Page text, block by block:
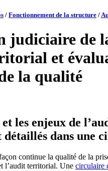
/ Fonctionnement de la structure /
judiciaire de
et
la qualité
les enjeux de
détaillés dans une
continue la qualité de la
l’audit territorial. Une circulaire